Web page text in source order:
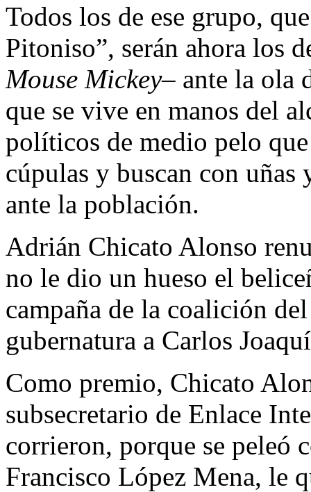
Todos los de ese grupo,
Pitoniso”, serán ahora los
Mouse Mickey– ante la ola
que se vive en manos del
políticos de medio pelo
cúpulas y buscan con
ante la población.
Adrián Chicato Alonso
no le dio un hueso el
campaña de la coalición
gubernatura a Carlos
Como premio, Chicato
subsecretario de Enlace
corrieron, porque se peleó
Francisco López Mena, le